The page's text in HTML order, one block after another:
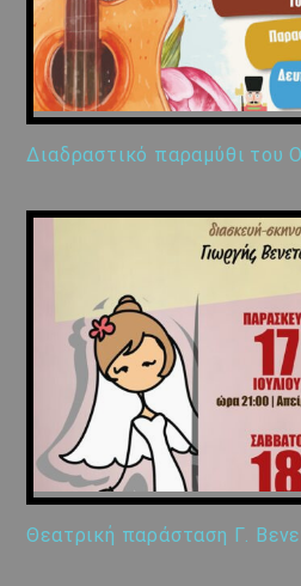
Διαδραστικό παραμύθι του
Θεατρική παράσταση Γ.